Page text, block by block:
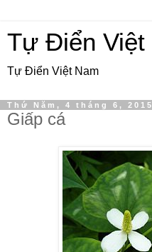
Tự Điển Việt
Tự Điển Việt Nam
Thứ Năm, 4 tháng 6, 2015
Giấp cá